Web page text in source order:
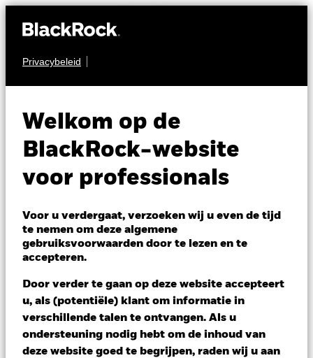
Privacybeleid
Welkom op de
BlackRock-website
voor professionals
Voor u verdergaat, verzoeken wij u even de tijd
te nemen om deze algemene
gebruiksvoorwaarden door te lezen en te
accepteren.
Door verder te gaan op deze website accepteert
u, als (potentiële) klant om informatie in
verschillende talen te ontvangen. Als u
ondersteuning nodig hebt om de inhoud van
deze website goed te begrijpen, raden wij u aan
OBLIGATIES
Income Fund
NAV per 06/aug/2026
CHF 9,86
Verandering NAV 1 dag per 06/aug/2026
CHF 0,00 (0,00%)